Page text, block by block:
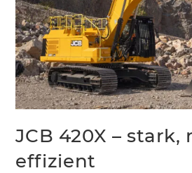
JCB 420X –
effizient